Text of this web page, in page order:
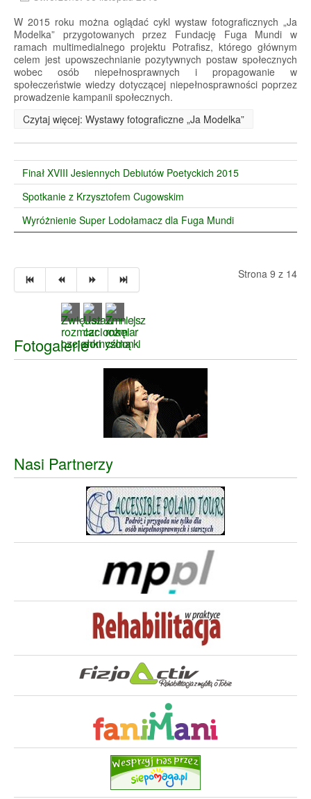
W 2015 roku można oglądać cykl wystaw fotograficznych „Ja
Modelka” przygotowanych przez Fundację Fuga Mundi w
ramach multimedialnego projektu Potrafisz, którego głównym
celem jest upowszechnianie pozytywnych postaw społecznych
wobec osób niepełnosprawnych i propagowanie w
społeczeństwie wiedzy dotyczącej niepełnosprawności poprzez
prowadzenie kampanii społecznych.
Czytaj więcej: Wystawy fotograficzne „Ja Modelka”
Finał XVIII Jesiennych Debiutów Poetyckich 2015
Spotkanie z Krzysztofem Cugowskim
Wyróżnienie Super Lodołamacz dla Fuga Mundi
Strona 9 z 14
Fotogalerie
Nasi Partnerzy